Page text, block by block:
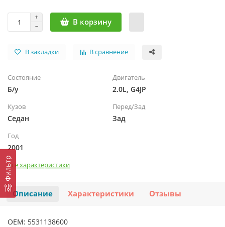
Фильтр
В корзину
В закладки В сравнение
Состояние
Б/у
Двигатель
2.0L, G4JP
Кузов
Седан
Перед/Зад
Зад
Год
2001
Все характеристики
Описание Характеристики Отзывы
OEM: 5531138600